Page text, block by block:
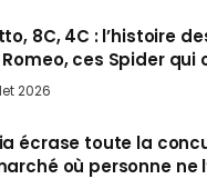
8C, 4C : l’histoire
ces Spider qui
rouler cheveux au
2026
écrase toute la
où personne ne